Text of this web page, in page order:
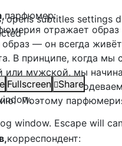
, opens subtitles settings
Fullscreen
Share
window. Escape will
парфюмер:
отражает образ
— он всегда
В принципе, когда мы
или мужской, мы
образ, потом
Поэтому
корреспондент: